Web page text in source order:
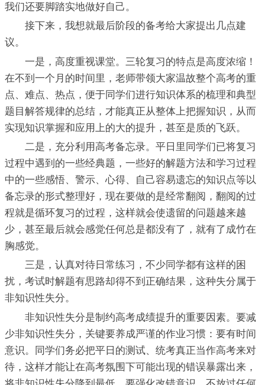
我们还要脚踏实地做好自己。
接下来，我想就最后阶段的备考给大家提出几点建
议。
一是，高度重视课堂。三轮复习的特点是高度浓缩！
在不到一个月的时间里，老师带领大家温故整个高考的重
点、难点、热点，便于同学们进行知识体系的梳理和典型
题目解答规律的总结，才能真正从整体上把握知识，从而
实现知识掌握和应用上的大的提升，甚至是质的飞跃。
二是，充分利用高考备忘录。平日里同学们已将复习
过程中遇到的一些经典题，一些好的解题方法和学习过程
中的一些感悟、警示、心得、自己容易遗忘的知识点等以
备忘录的形式整理好，现在要做的是经常翻阅，翻阅的过
程就是循环复习的过程，这样就会使遗留的问题越来越
少，甚至最后就会感觉任何总是都没有了，就有了成竹在
胸感觉。
三是，认真对待日常练习，不少同学都有这样的困
扰，考试时解题有思路却得不到正确结果，这种失分属于
非知识性失分。
非知识性失分是制约高考成绩提升的重要因素。要减
少非知识性失分，关键要养成严谨的作业习惯：要有时间
意识。同学们务必把平日的测试、统考真正当作高考来对
待，这样才能让在高考氛围下可能出现的错误暴露出来，